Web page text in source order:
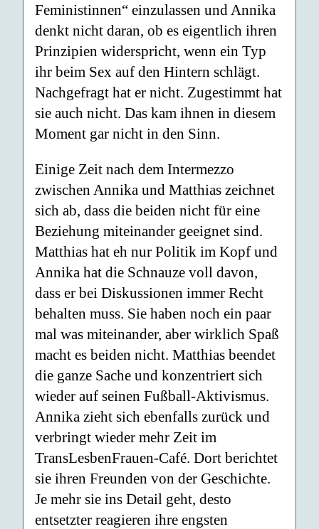
Feministinnen“ einzulassen und Annika
denkt nicht daran, ob es eigentlich ihren
Prinzipien widerspricht, wenn ein Typ
ihr beim Sex auf den Hintern schlägt.
Nachgefragt hat er nicht. Zugestimmt hat
sie auch nicht. Das kam ihnen in diesem
Moment gar nicht in den Sinn.
Einige Zeit nach dem Intermezzo
zwischen Annika und Matthias zeichnet
sich ab, dass die beiden nicht für eine
Beziehung miteinander geeignet sind.
Matthias hat eh nur Politik im Kopf und
Annika hat die Schnauze voll davon,
dass er bei Diskussionen immer Recht
behalten muss. Sie haben noch ein paar
mal was miteinander, aber wirklich Spaß
macht es beiden nicht. Matthias beendet
die ganze Sache und konzentriert sich
wieder auf seinen Fußball-Aktivismus.
Annika zieht sich ebenfalls zurück und
verbringt wieder mehr Zeit im
TransLesbenFrauen-Café. Dort berichtet
sie ihren Freunden von der Geschichte.
Je mehr sie ins Detail geht, desto
entsetzter reagieren ihre engsten